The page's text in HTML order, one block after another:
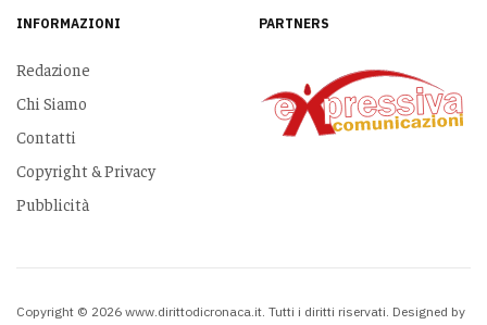
INFORMAZIONI
Redazione
Chi Siamo
Contatti
Copyright & Privacy
Pubblicità
PARTNERS
Copyright © 2026 www.dirittodicronaca.it. Tutti i diritti riservati. Designed by